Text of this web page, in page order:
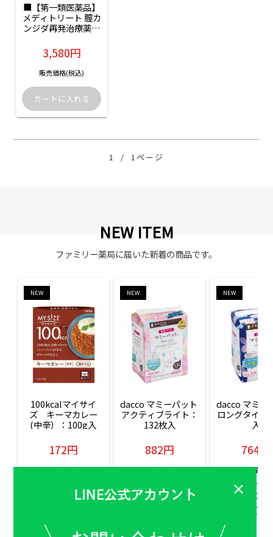
■【第一類医薬品】
メディトリート 膣カ
ンジダ再発治療薬セ
10g+膣坐剤6錠）
3,580円
販売価格(税込)
1 / 1ページ
NEW ITEM
ファミリー薬局に届いた新着の商品です。
NEW
100kcalマイサイ
ズ　キーマカレー
(中辛）：100g入
172円
販売価格(税込)
NEW
dacco マミーパット
アクティブライト：
132枚入
882円
販売価格(税込)
NEW
dacco マミー
ロングタイム
入
764円
販売価格(税